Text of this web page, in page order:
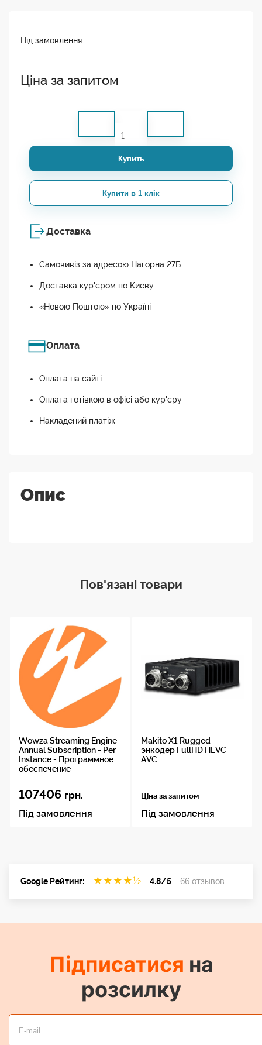
Під замовлення
Ціна за запитом
Купить
Купити в 1 клік
Доставка
Самовивіз за адресою Нагорна 27Б
Доставка кур'єром по Киеву
«Новою Поштою» по Україні
Оплата
Оплата на сайті
Оплата готівкою в офісі або кур'єру
Накладений платіж
Опис
Пов'язані товари
Wowza Streaming Engine
Annual Subscription - Per
Instance - Программное
обеспечение
107406 грн.
Під замовлення
Makito X1 Rugged -
энкодер FullHD HEVC
AVC
Ціна за запитом
Під замовлення
Google Рейтинг: ★ ★ ★ ★½ 4.8/5 66 отзывов
Підписатися на
розсилку